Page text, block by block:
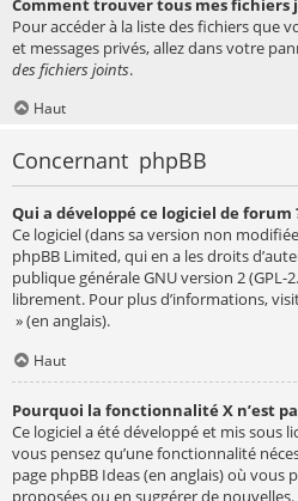
Comment trouver tous mes fichiers
Pour accéder à la liste des fichiers que
et messages privés, allez dans votre
des fichiers joints.
Haut
Concernant phpBB
Qui a développé ce logiciel de forum
Ce logiciel (dans sa version non
phpBB Limited, qui en a les droits
publique générale GNU version 2
librement. Pour plus d’informations,
» (en anglais).
Haut
Pourquoi la fonctionnalité X n’est
Ce logiciel a été développé et mis sous
vous pensez qu’une fonctionnalité
page phpBB Ideas(en anglais) où vous
proposées ou en suggérer de nouvelles.